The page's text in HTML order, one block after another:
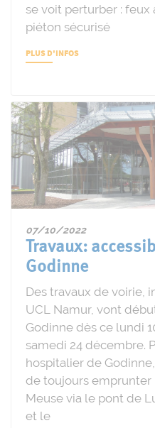
se voit perturber : feux
piéton sécurisé
PLUS D'INFOS
07/10/2022
Travaux:
Godinne
Des travaux de voirie,
UCL Namur, vont
Godinne dès ce lundi
samedi 24 décembre.
hospitalier de
de toujours emprunter
Meuse via le pont de
et le